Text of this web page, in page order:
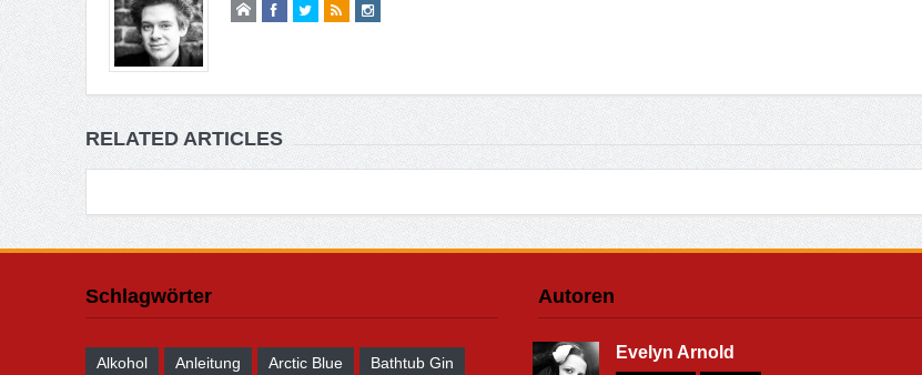
RELATED ARTICLES
Schlagwörter
Alkohol Anleitung Arctic Blue Bathtub Gin
Autoren
Evelyn Arnold